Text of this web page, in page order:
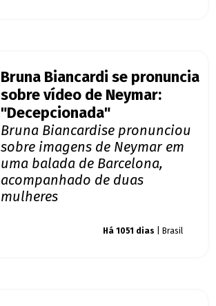
Bruna Biancardi se pronuncia
sobre vídeo de Neymar:
"Decepcionada"
Bruna Biancardise pronunciou
sobre imagens de Neymar em
uma balada de Barcelona,
acompanhado de duas
mulheres
Há 1051 dias | Brasil